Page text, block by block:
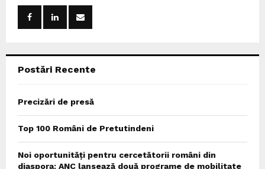
Postări Recente
Precizări de presă
Top 100 Români de Pretutindeni
Noi oportunități pentru cercetătorii români din
diaspora: ANC lansează două programe de mobilitate